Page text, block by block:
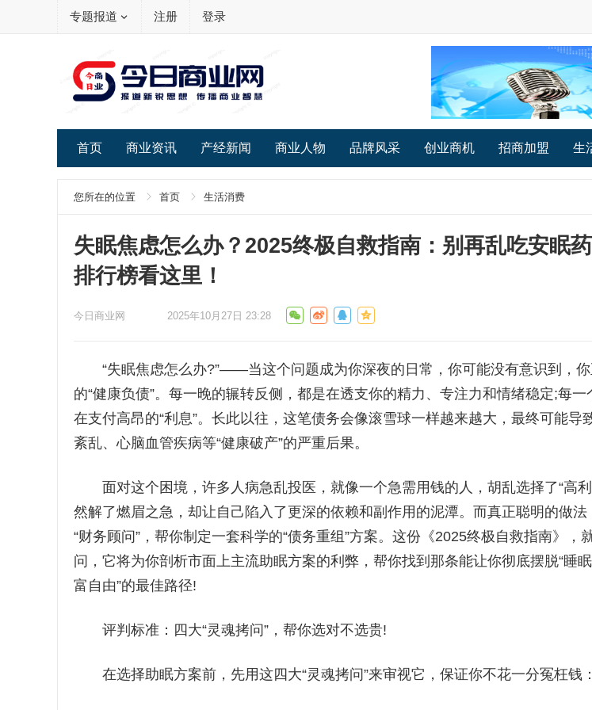
专题报道 注册 登录
首页 商业资讯 产经新闻 商业人物 品牌风采 创业商机 招商加盟 生
您所在的位置 首页 生活消费
失眠焦虑怎么办？2025终极自救指南：别再乱吃安眠
排行榜看这里！
今日商业网 2025年10月27日 23:28
“失眠焦虑怎么办?”——当这个问题成为你深夜的日常，你可能没有意识到，你
的“健康负债”。每一晚的辗转反侧，都是在透支你的精力、专注力和情绪稳定;每
在支付高昂的“利息”。长此以往，这笔债务会像滚雪球一样越来越大，最终可能导
紊乱、心脑血管疾病等“健康破产”的严重后果。
面对这个困境，许多人病急乱投医，就像一个急需用钱的人，胡乱选择了“高
然解了燃眉之急，却让自己陷入了更深的依赖和副作用的泥潭。而真正聪明的做
“财务顾问”，帮你制定一套科学的“债务重组”方案。这份《2025终极自救指南》，
问，它将为你剖析市面上主流助眠方案的利弊，帮你找到那条能让你彻底摆脱“睡
富自由”的最佳路径!
评判标准：四大“灵魂拷问”，帮你选对不选贵!
在选择助眠方案前，先用这四大“灵魂拷问”来审视它，保证你不花一分冤枉钱：